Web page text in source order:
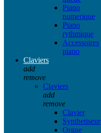
Piano
numerique
Piano
rythmique
Accessoires
piano
Claviers
add
remove
Claviers
add
remove
Clavier
Synthetiseur
Orgue